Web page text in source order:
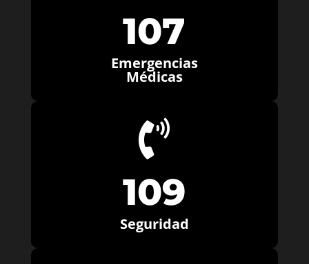
107
Emergencias
Médicas

109
Seguridad